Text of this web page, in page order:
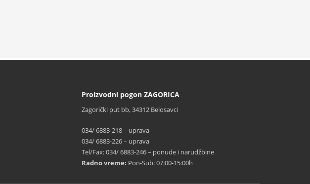
Proizvodni pogon ZAGORICA
Zagorički put bb, 34312 Belosavci
034/ 6883-218 – uprava
034/ 6883-226 – uprava
Tel/Fax: 034/ 6883-246 – ponude i narudžbine
Radno vreme: Pon-Sub: 07:00-15:00h